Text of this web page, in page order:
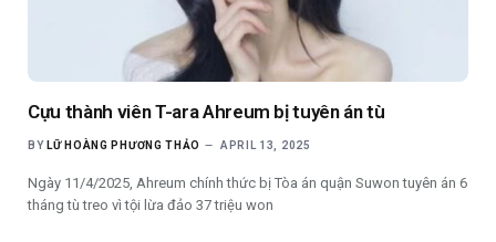
Cựu thành viên T-ara Ahreum bị tuyên án tù
BY LỮ HOÀNG PHƯƠNG THẢO APRIL 13, 2025
Ngày 11/4/2025, Ahreum chính thức bị Tòa án quận Suwon tuyên án 6
tháng tù treo vì tội lừa đảo 37 triệu won